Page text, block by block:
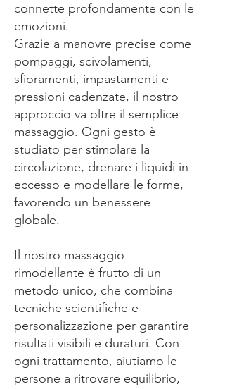
connette profondamente con le
emozioni.
Grazie a manovre precise come
pompaggi, scivolamenti,
sfioramenti, impastamenti e
pressioni cadenzate, il nostro
approccio va oltre il semplice
massaggio. Ogni gesto è
studiato per stimolare la
circolazione, drenare i liquidi in
eccesso e modellare le forme,
favorendo un benessere
globale.
Il nostro massaggio
rimodellante è frutto di un
metodo unico, che combina
tecniche scientifiche e
personalizzazione per garantire
risultati visibili e duraturi. Con
ogni trattamento, aiutiamo le
persone a ritrovare equilibrio,